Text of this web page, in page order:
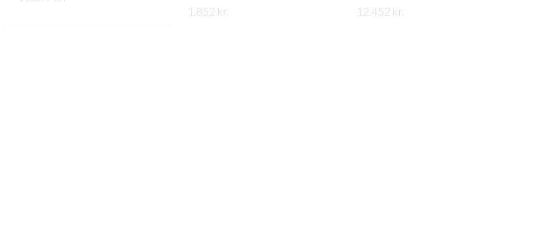
1.852 kr. 12.452 kr.